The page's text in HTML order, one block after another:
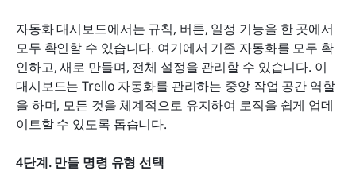
자동화 대시보드에서는 규칙, 버튼, 일정 기능을 한 곳에서
모두 확인할 수 있습니다. 여기에서 기존 자동화를 모두 확
인하고, 새로 만들며, 전체 설정을 관리할 수 있습니다. 이
대시보드는 Trello 자동화를 관리하는 중앙 작업 공간 역할
을 하며, 모든 것을 체계적으로 유지하여 로직을 쉽게 업데
이트할 수 있도록 돕습니다.
4단계. 만들 명령 유형 선택